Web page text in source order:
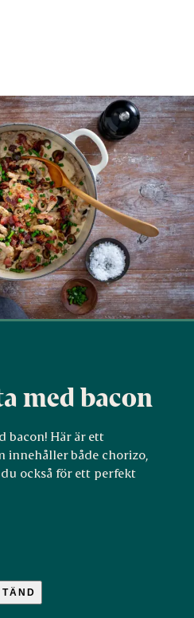
med bacon
bacon! Här är ett
innehåller både chorizo,
också för ett perfekt